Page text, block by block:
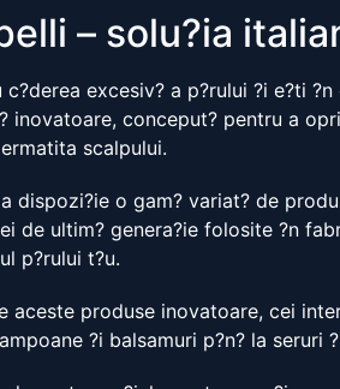
– solu?ia
excesiv? a p?rului ?i e?ti
inovatoare, conceput? pentru a
scalpului.
dispozi?ie o gam? variat? de
de ultim? genera?ie folosite ?n
p?rului t?u.
aceste produse inovatoare, cei
?i balsamuri p?n? la seruri